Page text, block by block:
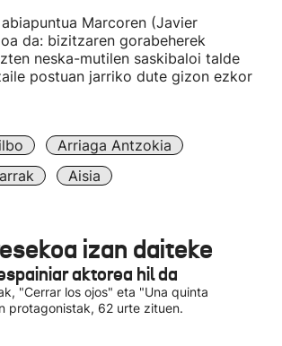
Marcoren (Javier
da: bizitzaren gorabeherek
neska-mutilen saskibaloi talde
postuan jarriko dute gizon ezkor
Arriaga Antzokia
Aisia
izan daiteke
aktorea hil da
"Cerrar los ojos" eta "Una quinta
protagonistak, 62 urte zituen.